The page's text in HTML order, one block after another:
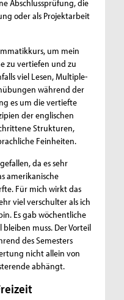
Abschlussprüfung, die
oder als Projektarbeit
um mein
zu vertiefen und zu
viel Lesen, Multiple-
während der
es um die vertiefte
der englischen
Strukturen,
Feinheiten.
da es sehr
amerikanische
Für mich wirkt das
viel verschulter als ich
Es gab wöchentliche
bleiben muss. Der Vorteil
des Semesters
nicht allein von
abhängt.